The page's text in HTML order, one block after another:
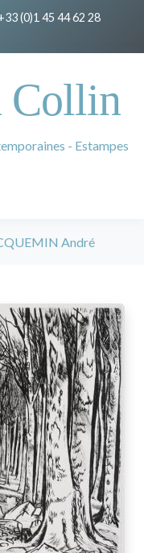
(0)1 45 44 62 28
Collin
- Estampes
André